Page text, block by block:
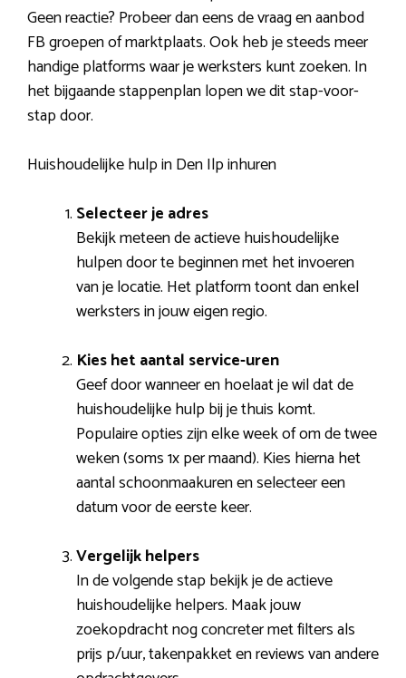
Geen reactie? Probeer dan eens de vraag en aanbod
FB groepen of marktplaats. Ook heb je steeds meer
handige platforms waar je werksters kunt zoeken. In
het bijgaande stappenplan lopen we dit stap-voor-
stap door.
Huishoudelijke hulp in Den Ilp inhuren
Selecteer je adres
Bekijk meteen de actieve huishoudelijke
hulpen door te beginnen met het invoeren
van je locatie. Het platform toont dan enkel
werksters in jouw eigen regio.
Kies het aantal service-uren
Geef door wanneer en hoelaat je wil dat de
huishoudelijke hulp bij je thuis komt.
Populaire opties zijn elke week of om de twee
weken (soms 1x per maand). Kies hierna het
aantal schoonmaakuren en selecteer een
datum voor de eerste keer.
Vergelijk helpers
In de volgende stap bekijk je de actieve
huishoudelijke helpers. Maak jouw
zoekopdracht nog concreter met filters als
prijs p/uur, takenpakket en reviews van andere